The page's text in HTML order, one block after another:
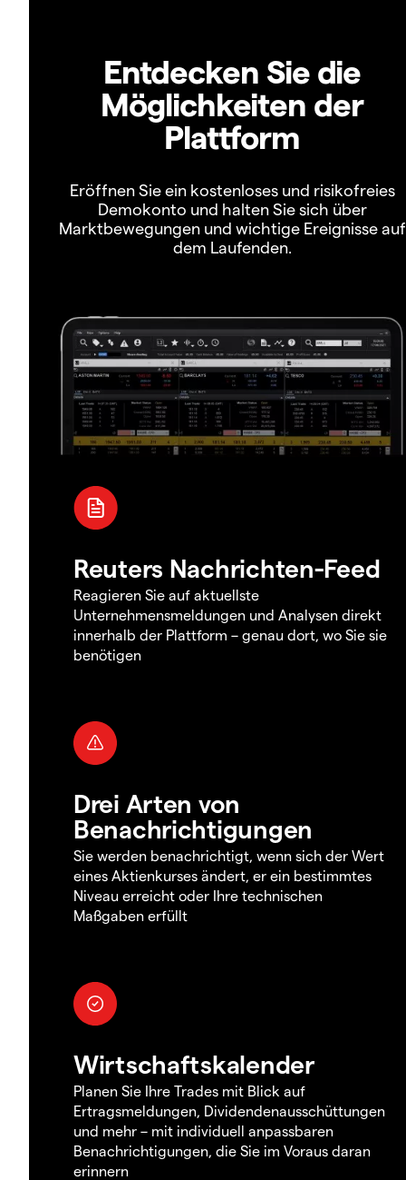
Entdecken Sie die
Möglichkeiten der
Plattform
Eröffnen Sie ein kostenloses und risikofreies
Demokonto und halten Sie sich über
Marktbewegungen und wichtige Ereignisse auf
dem Laufenden.
Reuters Nachrichten-Feed
Reagieren Sie auf aktuellste
Unternehmensmeldungen und Analysen direkt
innerhalb der Plattform – genau dort, wo Sie sie
benötigen
Drei Arten von
Benachrichtigungen
Sie werden benachrichtigt, wenn sich der Wert
eines Aktienkurses ändert, er ein bestimmtes
Niveau erreicht oder Ihre technischen
Maßgaben erfüllt
Wirtschaftskalender
Planen Sie Ihre Trades mit Blick auf
Ertragsmeldungen, Dividendenausschüttungen
und mehr – mit individuell anpassbaren
Benachrichtigungen, die Sie im Voraus daran
erinnern